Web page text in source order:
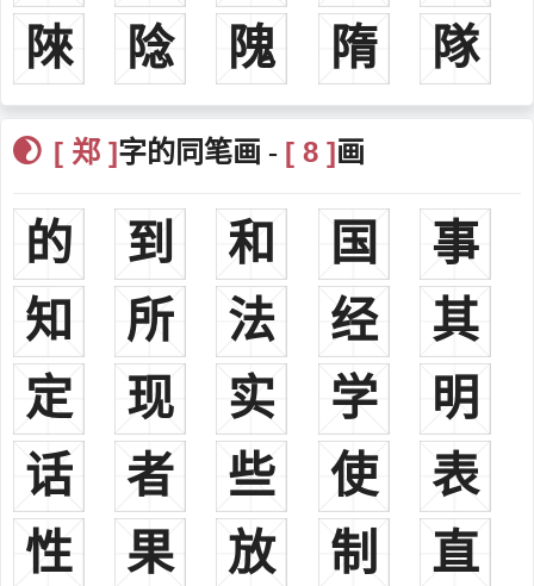
氏、郑氏，皆出於武落钟离山。其山有赤、黑二穴。巴氏之子生於赤
穴，四姓皆生於黑穴。”
曾任凤翔节度使。”
4、鲜族之郑姓，历史亦颇悠久。《中国人的姓名·朝鲜族》载：
支部为本彼部，姓郑。”又《清通志·氏族略》亦载，高丽族之郑姓，
世居得州地方。
5、或为满族姓氏所改，满族之郑佳氏后改单姓郑。见《满族姓
氏录》。
6、今裕固族之郑姓，由增斯恩氏所改。增斯恩，或称增柯斯，
本户族名，后或取其首音，谐以音近似之汉姓“郑”而为单姓。见《中
国人的姓名·裕固族》。汉代有郑众、郑玄；宋代有郑樵；明代有郑
和，现代有郑律成，鲜族音乐家。
二、
郑姓分布：分布很广，约占全国汉族人口0.78%，为中国人口最
多50个姓之一。尤以浙江、福建等省多此姓，约占全国汉族郑姓人口
䧒
䧔 隗 隋 隊
[ 郑 ]字的同笔画 - [ 8 ]画
的 到 和 国
事
知
所 法 经
其
定
现 实 学
明
话
者 些 使
表
性
果 放 制
直